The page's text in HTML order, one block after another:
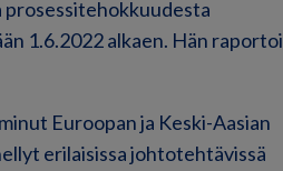
prosessitehokkuudesta
1.6.2022 alkaen. Hän raportoi
Euroopan ja Keski-Aasian
erilaisissa johtotehtävissä